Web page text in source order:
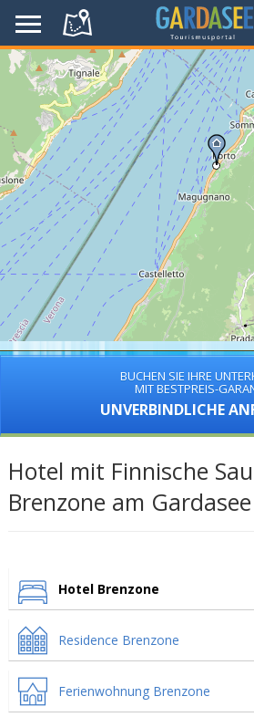
BUCHEN SIE IHRE
MIT BESTPREIS-
UNVERBINDLICHE
Hotel mit Finnische
Brenzone am Gardasee
Hotel Brenzone
Residence Brenzone
Ferienwohnung Brenzone